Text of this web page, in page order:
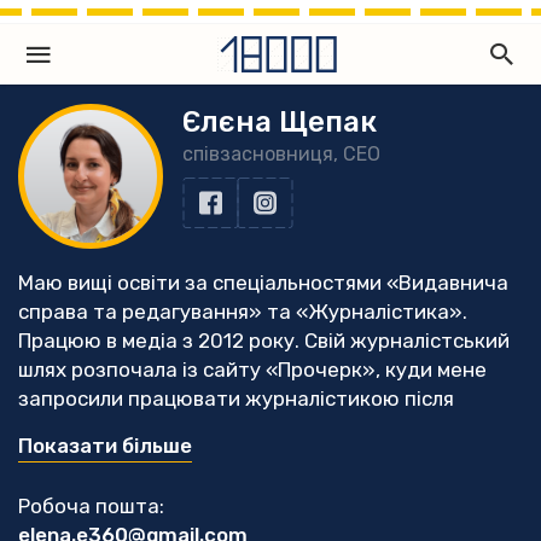
Єлєна Щепак
співзасновниця, CEO
Маю вищі освіти за спеціальностями «Видавнича
справа та редагування» та «Журналістика».
Працюю в медіа з 2012 року. Свій журналістський
шлях розпочала із сайту «Прочерк», куди мене
запросили працювати журналістикою після
Опісля стала головною редакторкою сайту
працювала на цій же посаді у медіа «Інфоміст». У
Показати більше
Робоча пошта:
elena.e360@gmail.com